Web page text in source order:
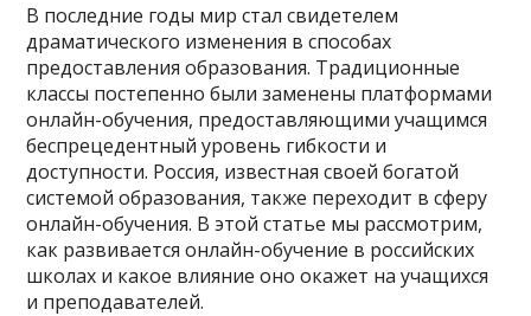
В последние годы мир стал свидетелем
драматического изменения в способах
предоставления образования. Традиционные
классы постепенно были заменены платформами
онлайн-обучения, предоставляющими учащимся
беспрецедентный уровень гибкости и
доступности. Россия, известная своей богатой
системой образования, также переходит в сферу
онлайн-обучения. В этой статье мы рассмотрим,
как развивается онлайн-обучение в российских
школах и какое влияние оно окажет на учащихся
и преподавателей.